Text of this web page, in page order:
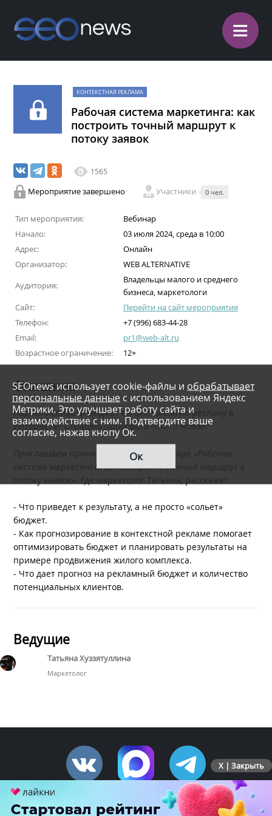
≡
КОНТЕКСТНАЯ РЕКЛАМА
Рабочая система маркетинга: как
построить точный маршрут к
потоку заявок
1565
Мероприятие завершено Участники 0 чел.
Тип мероприятия:
Вебинар
Начало:
03 июля 2024, среда в 10:00
Адрес:
Онлайн
Организатор:
WEB ALTERNATIVE
Аудитория:
Владельцы малого и среднего
бизнеса, маркетологи
Сайт:
Перейти на сайт мероприятия
Телефон:
+7 (996) 683-44-28
Email:
pr1@web-alt.ru
Возрастное ограничение:
12+
Описание
Надоело сливать бюджет на бесполезную рекламу в
интернете? Страшно пробовать что-то новое?
Приглашаем принять участие в вебинаре «Рабочая
система маркетинга: как построить точный маршрут к
потоку заявок». Где маркетолог Татьяна, расскажет:
- Что приведет к результату, а не просто «сольет»
бюджет.
- Как прогнозирование в контекстной рекламе помогает
оптимизировать бюджет и планировать результаты на
примере продвижения жилого комплекса.
- Что дает прогноз на рекламный бюджет и количество
потенциальных клиентов.
Ведущие
Татьяна Хуззятуллина
Маркетолог
X | Закрыть
SEOnews использует cookie-файлы и обрабатывает
персональные данные с использованием Яндекс
Метрики. Это улучшает работу сайта и
взаимодействие с ним. Подтвердите ваше
согласие, нажав кнопу Ок.
Ок
ПЕРЕЙТИ НА ПОЛНУЮ ВЕРСИЮ